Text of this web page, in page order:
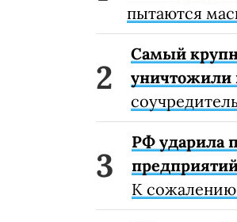
пытаются
Самый
уничтожили
РФ ударила
К